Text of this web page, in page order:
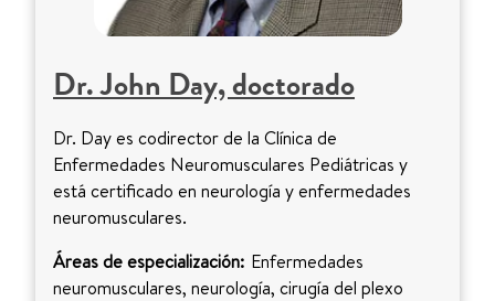
Dr. John Day, doctorado
Dr. Day es codirector de la Clínica de
Enfermedades Neuromusculares Pediátricas y
está certificado en neurología y enfermedades
neuromusculares.
Áreas de especialización: Enfermedades
neuromusculares, neurología, cirugía del plexo